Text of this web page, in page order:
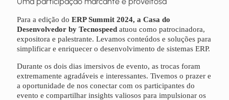
Para a edição do ERP Summit 2024, a Casa do
Desenvolvedor by Tecnospeed atuou como patrocinadora,
expositora e palestrante. Levamos conteúdos e soluções para
simplificar e enriquecer o desenvolvimento de sistemas ERP.
Durante os dois dias imersivos de evento, as trocas foram
extremamente agradáveis e interessantes. Tivemos o prazer e
a oportunidade de nos conectar com os participantes do
evento e compartilhar insights valiosos para impulsionar os